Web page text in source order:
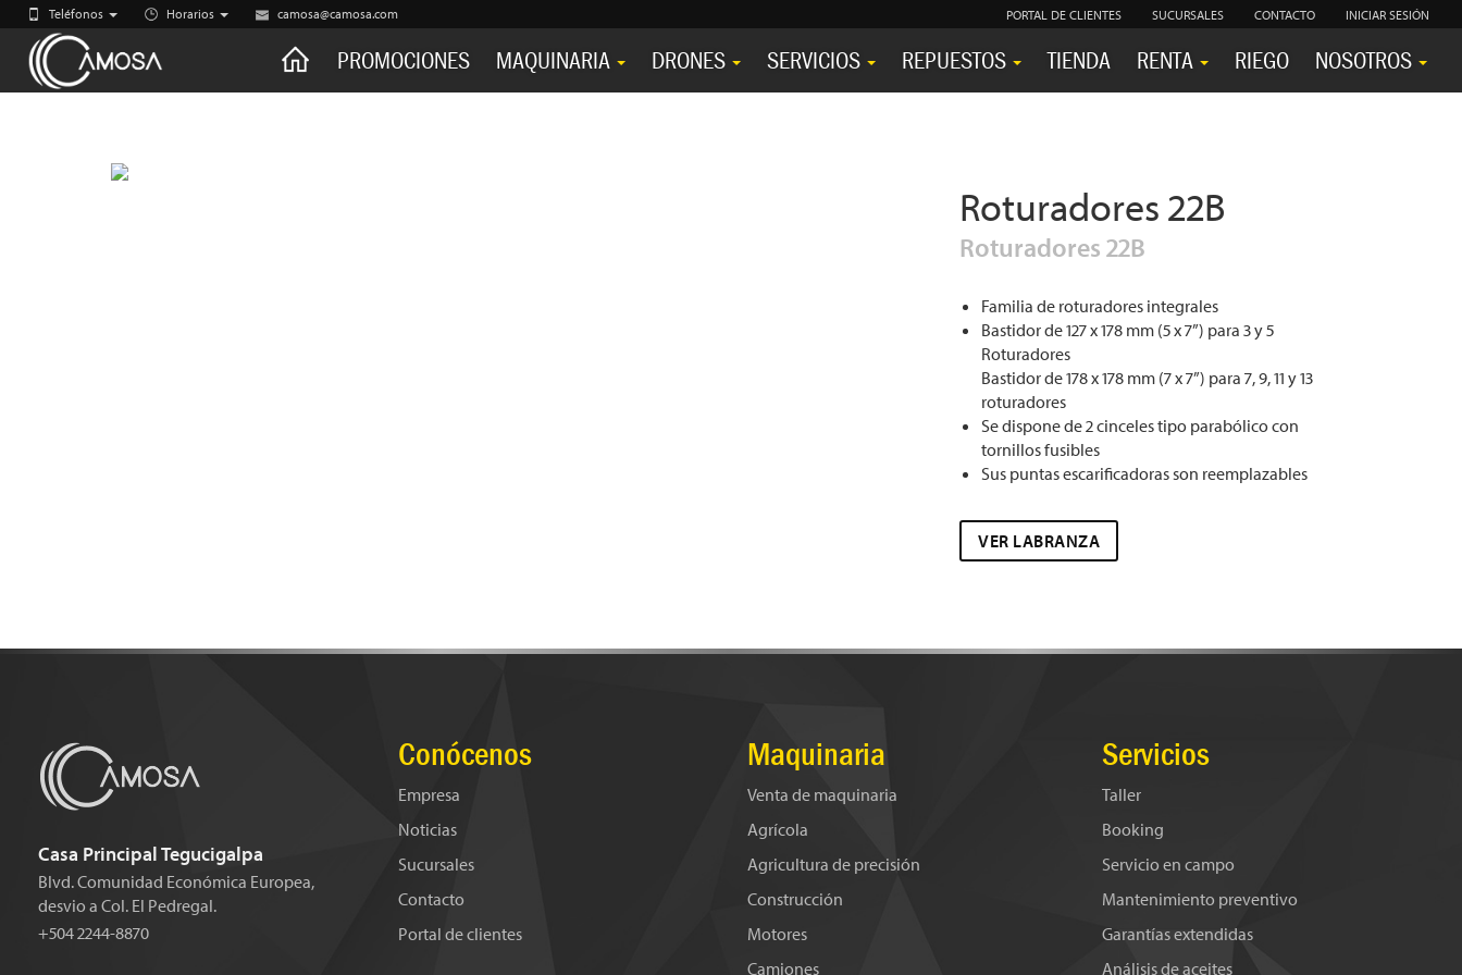
Teléfonos Horarios camosa@camosa.com PORTAL DE CLIENTES SUCURSALES CONTACTO INICIAR SESIÓN
CAMOSAPROMOCIONES MAQUINARIA DRONES SERVICIOS REPUESTOS TIENDA RENTA RIEGO NOSOTROS
Roturadores 22B
Roturadores 22B
Familia de roturadores integrales
Bastidor de 127 x 178 mm (5 x 7”) para 3 y 5
Roturadores
Bastidor de 178 x 178 mm (7 x 7”) para 7, 9, 11 y 13
roturadores
Se dispone de 2 cinceles tipo parabólico con
tornillos fusibles
Sus puntas escarificadoras son reemplazables
VER LABRANZA
Casa Principal Tegucigalpa
Blvd. Comunidad Económica Europea,
desvio a Col. El Pedregal.
+504 2244-8870
Conócenos
Empresa
Noticias
Sucursales
Contacto
Portal de clientes
Maquinaria
Venta de maquinaria
Agrícola
Agricultura de precisión
Construcción
Motores
Camiones
Servicios
Taller
Booking
Servicio en campo
Mantenimiento preventivo
Garantías extendidas
Análisis de aceites